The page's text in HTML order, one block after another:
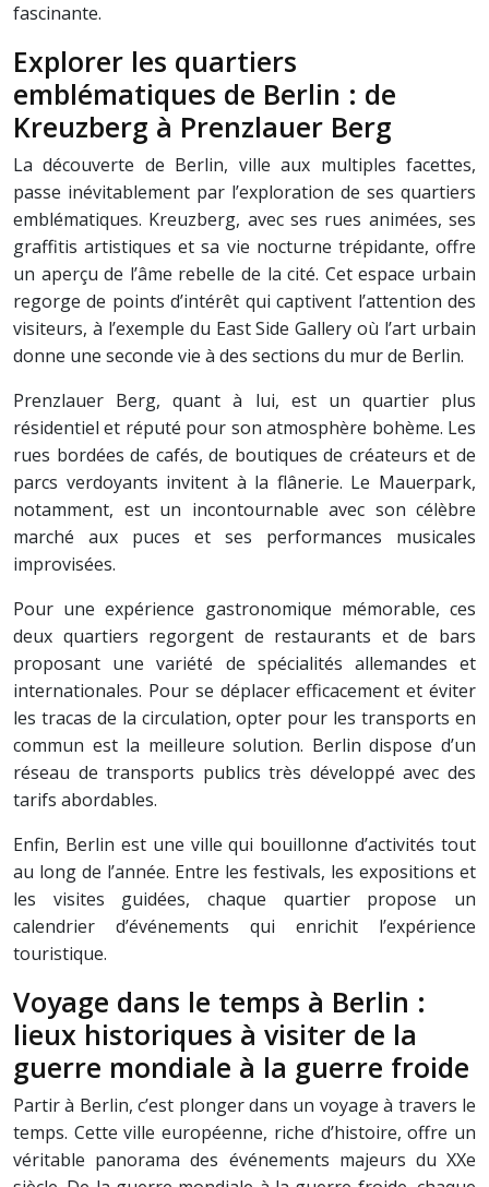
fascinante.
Explorer les quartiers
emblématiques de Berlin : de
Kreuzberg à Prenzlauer Berg
La découverte de Berlin, ville aux multiples facettes,
passe inévitablement par l’exploration de ses quartiers
emblématiques. Kreuzberg, avec ses rues animées, ses
graffitis artistiques et sa vie nocturne trépidante, offre
un aperçu de l’âme rebelle de la cité. Cet espace urbain
regorge de points d’intérêt qui captivent l’attention des
visiteurs, à l’exemple du East Side Gallery où l’art urbain
donne une seconde vie à des sections du mur de Berlin.
Prenzlauer Berg, quant à lui, est un quartier plus
résidentiel et réputé pour son atmosphère bohème. Les
rues bordées de cafés, de boutiques de créateurs et de
parcs verdoyants invitent à la flânerie. Le Mauerpark,
notamment, est un incontournable avec son célèbre
marché aux puces et ses performances musicales
improvisées.
Pour une expérience gastronomique mémorable, ces
deux quartiers regorgent de restaurants et de bars
proposant une variété de spécialités allemandes et
internationales. Pour se déplacer efficacement et éviter
les tracas de la circulation, opter pour les transports en
commun est la meilleure solution. Berlin dispose d’un
réseau de transports publics très développé avec des
tarifs abordables.
Enfin, Berlin est une ville qui bouillonne d’activités tout
au long de l’année. Entre les festivals, les expositions et
les visites guidées, chaque quartier propose un
calendrier d’événements qui enrichit l’expérience
touristique.
Voyage dans le temps à Berlin :
lieux historiques à visiter de la
guerre mondiale à la guerre froide
Partir à Berlin, c’est plonger dans un voyage à travers le
temps. Cette ville européenne, riche d’histoire, offre un
véritable panorama des événements majeurs du XXe